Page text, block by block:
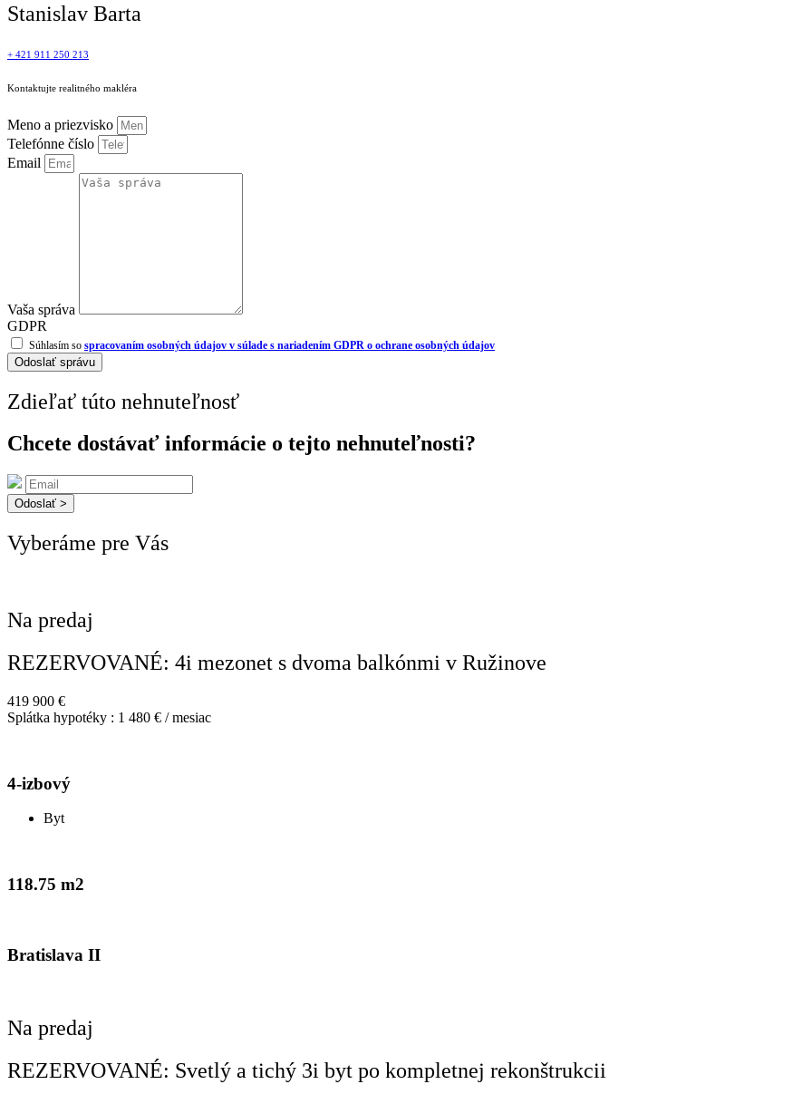
Stanislav Barta
+ 421 911 250 213
Kontaktujte realitného makléra
Meno a priezvisko
Telefónne číslo
Email
Vaša správa
GDPR
Súhlasím so spracovaním osobných údajov v súlade s nariadením GDPR o ochrane osobných údajov
Odoslať správu
Zdieľať túto nehnuteľnosť
Chcete dostávať informácie o tejto nehnuteľnosti?
Odoslať >
Vyberáme pre Vás
Na predaj
REZERVOVANÉ: 4i mezonet s dvoma balkónmi v Ružinove
419 900 €
Splátka hypotéky : 1 480 € / mesiac
4-izbový
Byt
118.75 m2
Bratislava II
Na predaj
REZERVOVANÉ: Svetlý a tichý 3i byt po kompletnej rekonštrukcii